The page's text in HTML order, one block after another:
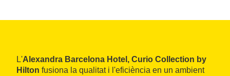
L'Alexandra Barcelona Hotel, Curio Collection by
Hilton fusiona la qualitat i l'eficiència en un ambient